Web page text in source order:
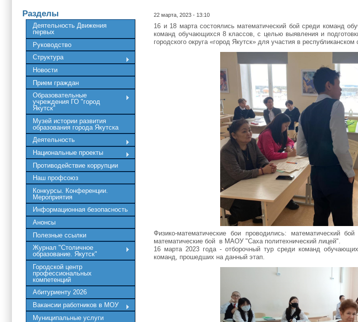
Разделы
Деятельность Движения
первых
Руководство
Структура
Новости
Прием граждан
Образовательные
учреждения ГО "город
Якутск"
Музей истории развития
образования города Якутска
Деятельность
Национальные проекты
Противодействие коррупции
Наш профсоюз
Конкурсы. Конференции.
Мероприятия
Информационная безопасность
Анонсы
Полезные ссылки
Журнал "Столичное
образование. Якутск"
Городской центр
профессиональных
компетенций
Абитуриенту 2026
Вакансии работников в МОУ
Муниципальные услуги
22 марта, 2023 - 13:10
16 и 18 марта состоялись математический бой среди команд
команд обучающихся 8 классов, с целью выявления и
городского округа «город Якутск» для участия в
Физико-математические бои проводились:
математические бой в МАОУ "Саха политехнический лицей".
16 марта 2023 года - отборочный тур среди команд
команд, прошедших на данный этап.